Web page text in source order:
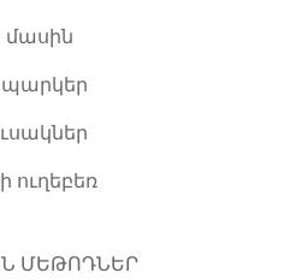
մասին
ուղեբեռ
ՄԵԹՈԴՆԵՐ